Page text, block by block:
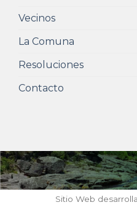
Vecinos
La Comuna
Resoluciones
Contacto
Sitio Web